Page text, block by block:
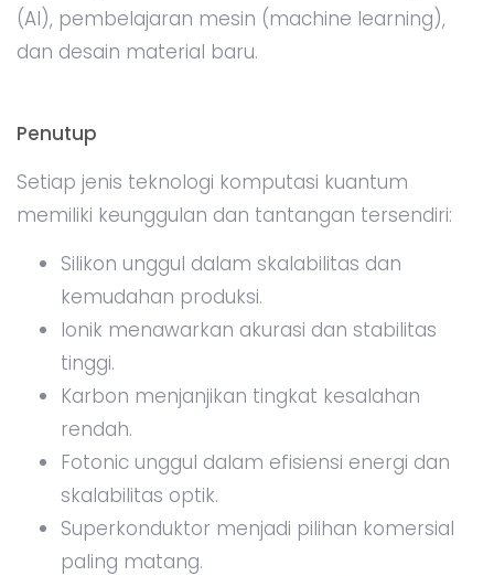
(AI), pembelajaran mesin (machine learning),
dan desain material baru.
Penutup
Setiap jenis teknologi komputasi kuantum
memiliki keunggulan dan tantangan tersendiri:
Silikon unggul dalam skalabilitas dan
kemudahan produksi.
Ionik menawarkan akurasi dan stabilitas
tinggi.
Karbon menjanjikan tingkat kesalahan
rendah.
Fotonic unggul dalam efisiensi energi dan
skalabilitas optik.
Superkonduktor menjadi pilihan komersial
paling matang.